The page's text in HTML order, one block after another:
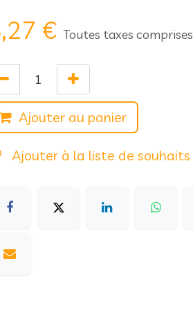
€ Toutes taxes comprises
Ajouter au panier
Ajouter à la liste de souhaits